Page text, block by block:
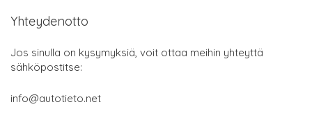
Yhteydenotto
Jos sinulla on kysymyksiä, voit ottaa meihin yhteyttä
sähköpostitse:
info@autotieto.net